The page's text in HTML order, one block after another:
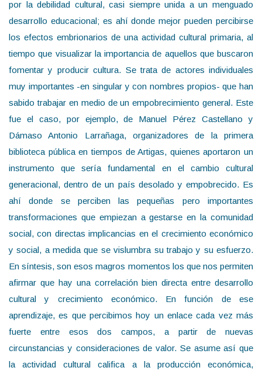
por la debilidad cultural, casi siempre unida a un menguado
desarrollo educacional; es ahí donde mejor pueden percibirse
los efectos embrionarios de una actividad cultural primaria, al
tiempo que visualizar la importancia de aquellos que buscaron
fomentar y producir cultura. Se trata de actores individuales
muy importantes -en singular y con nombres propios- que han
sabido trabajar en medio de un empobrecimiento general. Este
fue el caso, por ejemplo, de Manuel Pérez Castellano y
Dámaso Antonio Larrañaga, organizadores de la primera
biblioteca pública en tiempos de Artigas, quienes aportaron un
instrumento que sería fundamental en el cambio cultural
generacional, dentro de un país desolado y empobrecido. Es
ahí donde se perciben las pequeñas pero importantes
transformaciones que empiezan a gestarse en la comunidad
social, con directas implicancias en el crecimiento económico
y social, a medida que se vislumbra su trabajo y su esfuerzo.
En síntesis, son esos magros momentos los que nos permiten
afirmar que hay una correlación bien directa entre desarrollo
cultural y crecimiento económico. En función de ese
aprendizaje, es que percibimos hoy un enlace cada vez más
fuerte entre esos dos campos, a partir de nuevas
circunstancias y consideraciones de valor. Se asume así que
la actividad cultural califica a la producción económica,